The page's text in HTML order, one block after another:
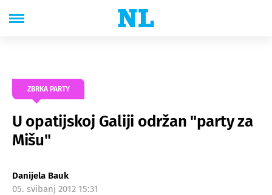
ZBRKA PARTY
U opatijskoj Galiji održan "party za
Mišu"
Danijela Bauk
05. svibanj 2012 15:31